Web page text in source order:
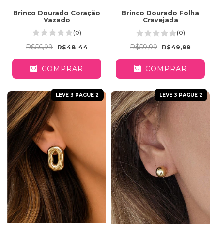
Brinco Dourado Coração
Vazado
(0)
R$56,99 R$48,44
COMPRAR
Brinco Dourado Folha
Cravejada
(0)
R$59,99 R$49,99
COMPRAR
LEVE 3 PAGUE 2 LEVE 3 PAGUE 2